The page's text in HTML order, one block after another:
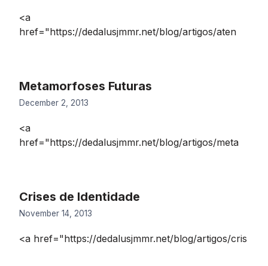
<a
href="https://dedalusjmmr.net/blog/artigos/aten
Metamorfoses Futuras
December 2, 2013
<a
href="https://dedalusjmmr.net/blog/artigos/meta
Crises de Identidade
November 14, 2013
<a href="https://dedalusjmmr.net/blog/artigos/cris